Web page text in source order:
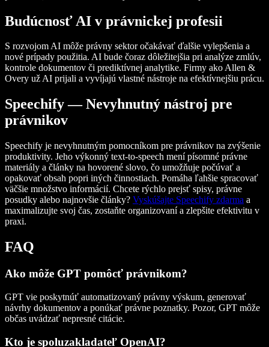
Budúcnosť AI v právnickej profesii
S rozvojom AI môže právny sektor očakávať ďalšie vylepšenia a
nové prípady použitia. AI bude čoraz dôležitejšia pri analýze zmlúv,
kontrole dokumentov či prediktívnej analytike. Firmy ako Allen &
Overy už AI prijali a vyvíjajú vlastné nástroje na efektívnejšiu prácu.
Speechify — Nevyhnutný nástroj pre
právnikov
Speechify je nevyhnutným pomocníkom pre právnikov na zvýšenie
produktivity. Jeho výkonný text-to-speech mení písomné právne
materiály a články na hovorené slovo, čo umožňuje počúvať a
opakovať obsah popri iných činnostiach. Pomáha ľahšie spracovať
väčšie množstvo informácií. Chcete rýchlo prejsť spisy, právne
posudky alebo najnovšie články? Vyskúšajte Speechify zdarma a
maximalizujte svoj čas, zostaňte organizovaní a zlepšite efektivitu v
praxi.
FAQ
Ako môže GPT pomôcť právnikom?
GPT vie poskytnúť automatizovaný právny výskum, generovať
návrhy dokumentov a ponúkať právne poznatky. Pozor, GPT môže
občas uvádzať nepresné citácie.
Kto je spoluzakladateľ OpenAI?